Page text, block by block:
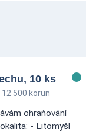
10 ks
12 500 korun
ohraňování
- Litomyšl